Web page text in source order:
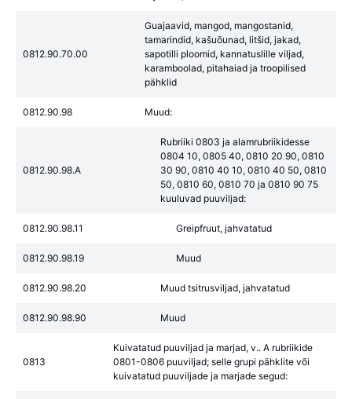
0812.90.70.00
Guajaavid, mangod, mangostanid,
tamarindid, kašuõunad, litšid, jakad,
sapotilli ploomid, kannatuslille viljad,
karamboolad, pitahaiad ja troopilised
pähklid
0812.90.98 Muud:
0812.90.98.A
Rubriiki 0803 ja alamrubriikidesse
0804 10, 0805 40, 0810 20 90, 0810
30 90, 0810 40 10, 0810 40 50, 0810
50, 0810 60, 0810 70 ja 0810 90 75
kuuluvad puuviljad:
0812.90.98.11 Greipfruut, jahvatatud
0812.90.98.19 Muud
0812.90.98.20 Muud tsitrusviljad, jahvatatud
0812.90.98.90 Muud
0813
Kuivatatud puuviljad ja marjad, v.. A rubriikide
0801-0806 puuviljad; selle grupi pähklite või
kuivatatud puuviljade ja marjade segud: